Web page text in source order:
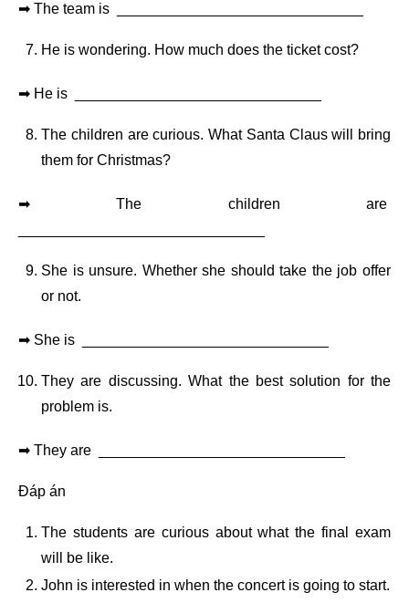
➡ The team is ______________________________
He is wondering. How much does the ticket cost?
➡ He is ______________________________
The children are curious. What Santa Claus will bring
them for Christmas?
➡ The children are
She is unsure. Whether she should take the job offer
or not.
➡ She is ______________________________
They are discussing. What the best solution for the
problem is.
➡ They are ______________________________
Đáp án
The students are curious about what the final exam
will be like.
John is interested in when the concert is going to start.